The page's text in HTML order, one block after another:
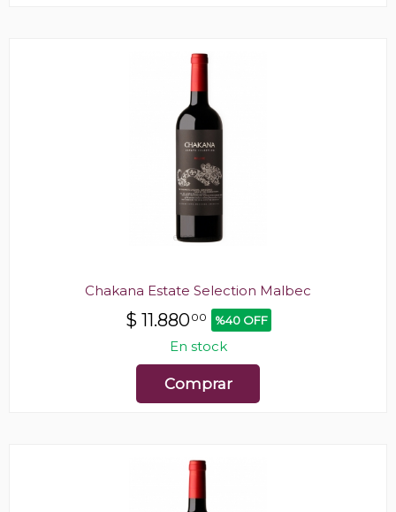
Chakana Estate Selection Malbec
$ 11.88000 %40 OFF
En stock
Comprar